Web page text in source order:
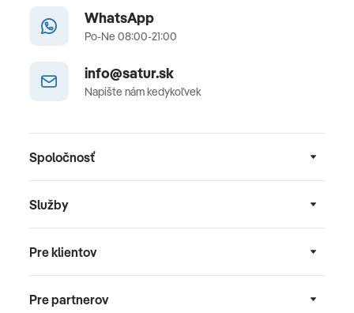
WhatsApp
Po-Ne 08:00-21:00
info@satur.sk
Napíšte nám kedykoľvek
Spoločnosť
Služby
Pre klientov
Pre partnerov